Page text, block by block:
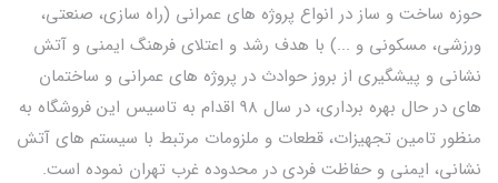
حوزه ساخت و ساز در انواع پروژه های عمرانی (راه سازی، صنعتی،
ورزشی، مسکونی و ...) با هدف رشد و اعتلای فرهنگ ایمنی و آتش
نشانی و پیشگیری از بروز حوادث در پروژه های عمرانی و ساختمان
های در حال بهره برداری، در سال 98 اقدام به تاسیس این فروشگاه به
منظور تامین تجهیزات، قطعات و ملزومات مرتبط با سیستم های آتش
نشانی، ایمنی و حفاظت فردی در محدوده غرب تهران نموده است.